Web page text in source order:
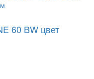
60 BW цвет